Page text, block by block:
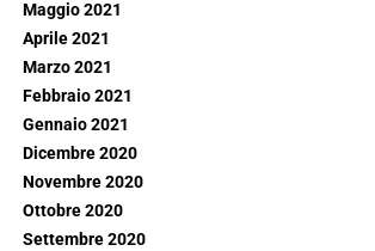
Maggio 2021
Aprile 2021
Marzo 2021
Febbraio 2021
Gennaio 2021
Dicembre 2020
Novembre 2020
Ottobre 2020
Settembre 2020